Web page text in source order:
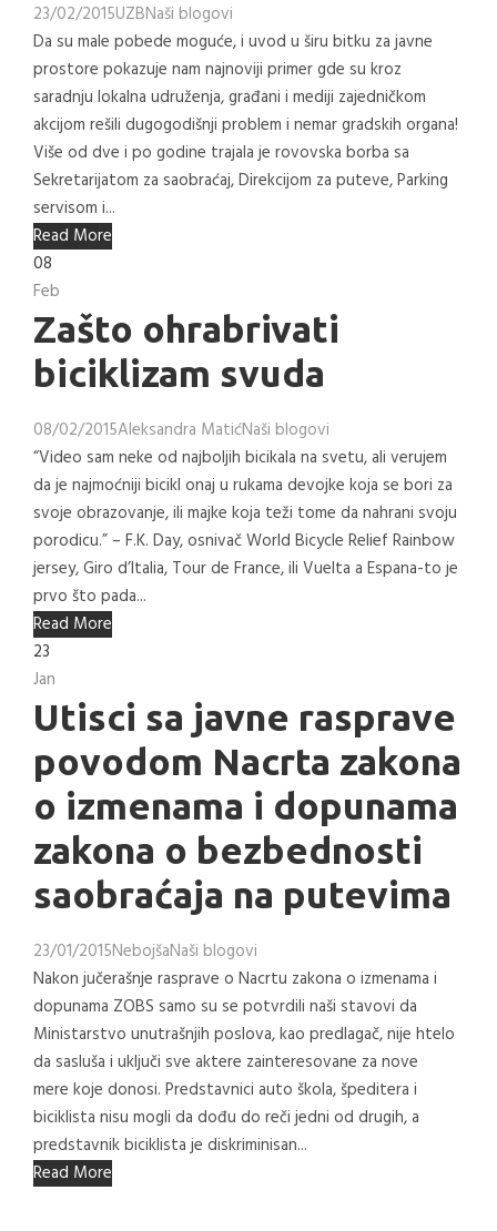
23/02/2015UZBNaši blogovi
Da su male pobede moguće, i uvod u širu bitku za javne
prostore pokazuje nam najnoviji primer gde su kroz
saradnju lokalna udruženja, građani i mediji zajedničkom
akcijom rešili dugogodišnji problem i nemar gradskih organa!
Više od dve i po godine trajala je rovovska borba sa
Sekretarijatom za saobraćaj, Direkcijom za puteve, Parking
servisom i...
Read More
08
Feb
Zašto ohrabrivati
biciklizam svuda
08/02/2015Aleksandra MatićNaši blogovi
“Video sam neke od najboljih bicikala na svetu, ali verujem
da je najmoćniji bicikl onaj u rukama devojke koja se bori za
svoje obrazovanje, ili majke koja teži tome da nahrani svoju
porodicu.” – F.K. Day, osnivač World Bicycle Relief Rainbow
jersey, Giro d’Italia, Tour de France, ili Vuelta a Espana-to je
prvo što pada...
Read More
23
Jan
Utisci sa javne rasprave
povodom Nacrta zakona
o izmenama i dopunama
zakona o bezbednosti
saobraćaja na putevima
23/01/2015NebojšaNaši blogovi
Nakon jučerašnje rasprave o Nacrtu zakona o izmenama i
dopunama ZOBS samo su se potvrdili naši stavovi da
Ministarstvo unutrašnjih poslova, kao predlagač, nije htelo
da sasluša i uključi sve aktere zainteresovane za nove
mere koje donosi. Predstavnici auto škola, špeditera i
biciklista nisu mogli da dođu do reči jedni od drugih, a
predstavnik biciklista je diskriminisan...
Read More